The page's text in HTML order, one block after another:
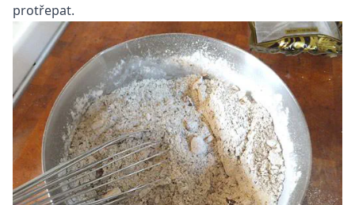
protřepat.